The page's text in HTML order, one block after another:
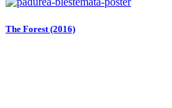
The Forest (2016)